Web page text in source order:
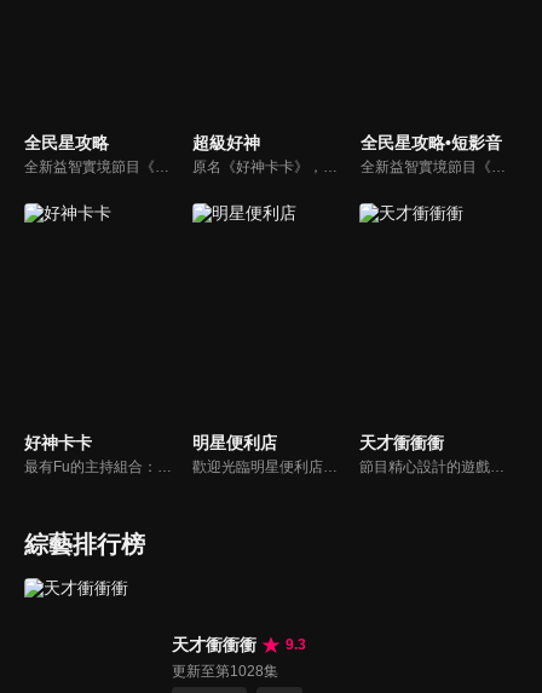
全民星攻略
全新益智實境節目《全民星攻略》，由館長曾國城擔任把關者，考驗著每個來挑戰九宮格益智遊戲藝人明星。想要攻略九宮格關卡，透過創意聯想、邏輯推理、理想分析，才有機會獲取智慧星幣，帶走夢幻大獎。
超級好神
原名《好神卡卡》，後改名為《超級好神》，是一檔益智類綜藝節目，由「A咖天王」徐乃麟搭配黃鐙輝主持。「好神智慧王」、「好神記憶王」、「誰是爆點王」、「好神送好禮」四個單元，讓來賓一較高下。比反應，比記憶，比機智，比膽識，幸運女神的眷顧與遠離永遠都是個未知數！
全民星攻略•短影音
全新益智實境節目《全民星攻略》，由館長曾國城擔任把關者，考驗著每個來挑戰九宮格益智遊戲藝人明星。想要攻略九宮格關卡，透過創意聯想、邏輯推理、理想分析，才有機會獲取智慧星幣，帶走夢幻大獎。
好神卡卡
最有Fu的主持組合：「A咖天王」徐乃麟+「好神天心」朱芯儀+「真理大學校花」洪棠+「台大獸醫碩士」LYDIA。遊戲的層層關卡，來賓必須要和主持人比反應，比記憶，比機智，比膽識，幸運女神的眷顧與遠離永遠都是個未知數！
明星便利店
歡迎光臨明星便利店！你覺得便利店裡面有什麼？關東煮？茶葉蛋？還是讓你尖叫的大明星？一家擁有明星的便利店，到底有多稀奇，你會不會想要光臨呢？
天才衝衝衝
節目精心設計的遊戲內容，包括深受觀眾喜愛並且火紅於各大專院校的【TEMPO系列】，考驗藝人用肢體表達能力以及聯想能力的【你是WORD演】、【會演是英雄】，考驗英文程度的【EAR傳耳ABC】，超簡單、超爆笑的【看你怎麼說】，以及考驗藝人反應、機智以及隊友默契的【不可能的默契】等單元，逗趣又爆笑！
綜藝排行榜
天才衝衝衝
9.3
更新至第1028集